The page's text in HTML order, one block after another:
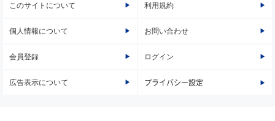
このサイトについて 利用規約
個人情報について お問い合わせ
会員登録 ログイン
広告表示について プライバシー設定